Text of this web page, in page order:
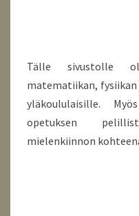
Tälle sivustolle
matematiikan, fysiikan
yläkoululaisille.
opetuksen
mielenkiinnon